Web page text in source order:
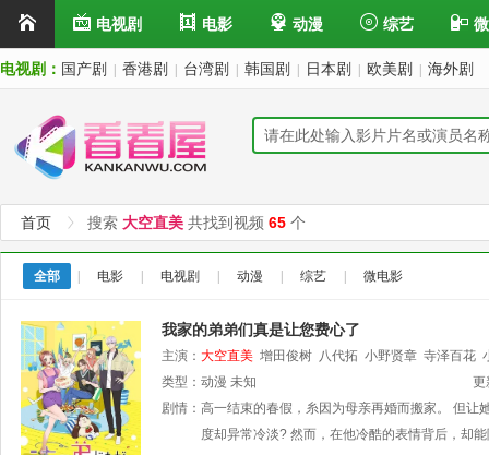
电视剧 电影 动漫 综艺
电视剧： 国产剧 香港剧 台湾剧 韩国剧 日本剧 欧美剧 海外剧
首页 搜索 大空直美 共找到视频 65 个
全部 电影 电视剧 动漫 综艺 微电影
我家的弟弟们真是让您费心了
主演： 大空直美 增田俊树 八代拓 小野贤章 寺泽百花
类型： 动漫 未知
更
剧情： 高一结束的春假，糸因为母亲再婚而搬家。 但让
度却异常冷淡? 然而，在他冷酷的表情背后，却